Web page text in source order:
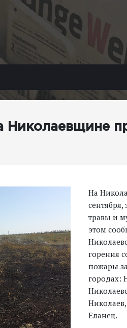
Николаевщине
На
травы и
этом
горения
пожары
городах:
Еланец.